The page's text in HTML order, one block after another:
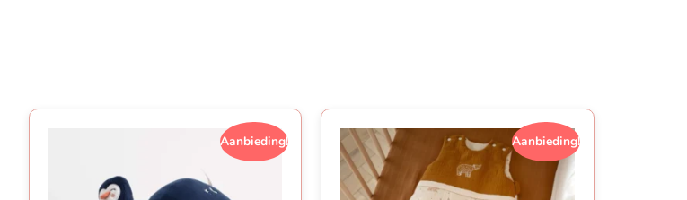
Aanbieding! Aanbieding!